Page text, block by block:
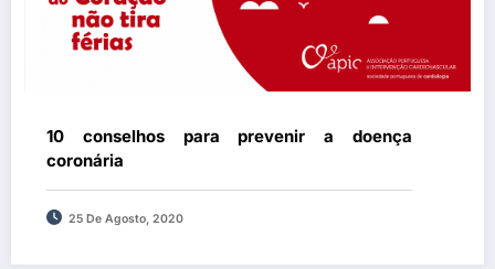
10 conselhos para prevenir a doença
coronária
25 De Agosto, 2020